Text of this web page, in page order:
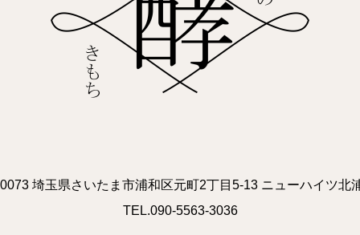
埼玉県さいたま市浦和区元町2丁目5-13 ニューハイツ北
TEL.090-5563-3036